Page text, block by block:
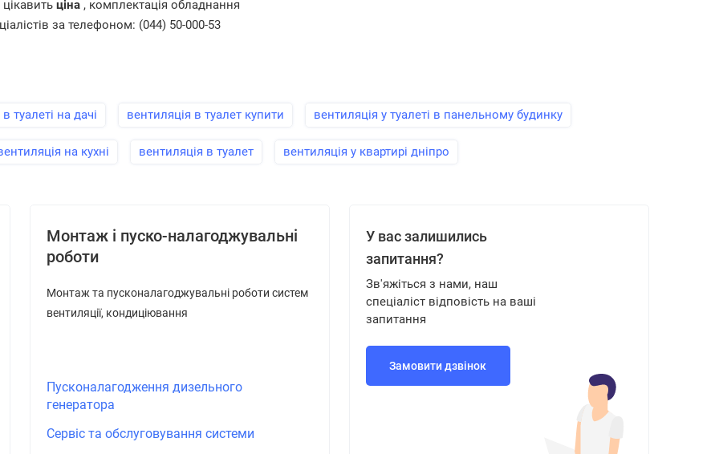
ціна , комплектація обладнання
за телефоном: (044) 50-000-53
туалеті на дачі вентиляція в туалет купити вентиляція у туалеті в панельному будинку
на кухні вентиляція в туалет вентиляція у квартирі дніпро
Монтаж і пуско-налагоджувальні
роботи
Монтаж та пусконалагоджувальні роботи систем
вентиляції, кондиціювання
Пусконалагодження дизельного
генератора
Сервіс та обслуговування системи
У вас залишились
запитання?
Зв'яжіться з нами, наш
спеціаліст відповість на ваші
запитання
Замовити дзвінок